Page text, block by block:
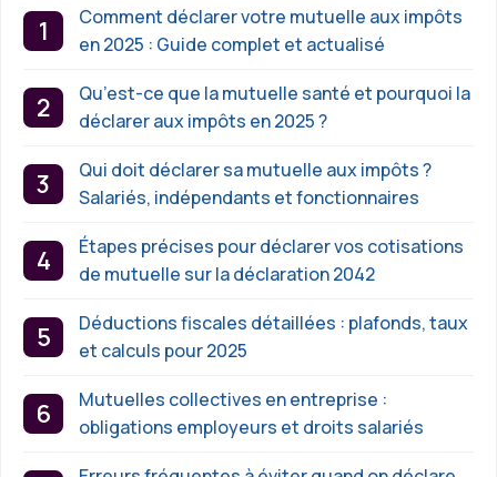
Comment déclarer votre mutuelle aux impôts
en 2025 : Guide complet et actualisé
Qu’est-ce que la mutuelle santé et pourquoi la
déclarer aux impôts en 2025 ?
Qui doit déclarer sa mutuelle aux impôts ?
Salariés, indépendants et fonctionnaires
Étapes précises pour déclarer vos cotisations
de mutuelle sur la déclaration 2042
Déductions fiscales détaillées : plafonds, taux
et calculs pour 2025
Mutuelles collectives en entreprise :
obligations employeurs et droits salariés